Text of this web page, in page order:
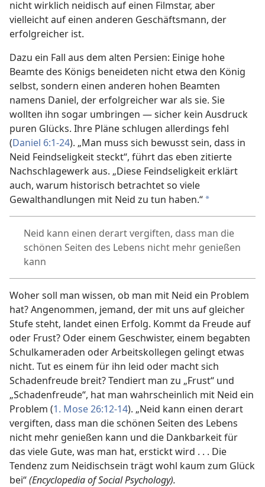
nicht wirklich neidisch auf einen Filmstar, aber
vielleicht auf einen anderen Geschäftsmann, der
erfolgreicher ist.
Dazu ein Fall aus dem alten Persien: Einige hohe
Beamte des Königs beneideten nicht etwa den König
selbst, sondern einen anderen hohen Beamten
namens Daniel, der erfolgreicher war als sie. Sie
wollten ihn sogar umbringen — sicher kein Ausdruck
puren Glücks. Ihre Pläne schlugen allerdings fehl
(Daniel 6:1-24). „Man muss sich bewusst sein, dass in
Neid Feindseligkeit steckt“, führt das eben zitierte
Nachschlagewerk aus. „Diese Feindseligkeit erklärt
auch, warum historisch betrachtet so viele
Gewalthandlungen mit Neid zu tun haben.“ *
Neid kann einen derart vergiften, dass man die
schönen Seiten des Lebens nicht mehr genießen
kann
Woher soll man wissen, ob man mit Neid ein Problem
hat? Angenommen, jemand, der mit uns auf gleicher
Stufe steht, landet einen Erfolg. Kommt da Freude auf
oder Frust? Oder einem Geschwister, einem begabten
Schulkameraden oder Arbeitskollegen gelingt etwas
nicht. Tut es einem für ihn leid oder macht sich
Schadenfreude breit? Tendiert man zu „Frust“ und
„Schadenfreude“, hat man wahrscheinlich mit Neid ein
Problem (1. Mose 26:12-14). „Neid kann einen derart
vergiften, dass man die schönen Seiten des Lebens
nicht mehr genießen kann und die Dankbarkeit für
das viele Gute, was man hat, erstickt wird . . . Die
Tendenz zum Neidischsein trägt wohl kaum zum Glück
bei“(Encyclopedia of Social Psychology).